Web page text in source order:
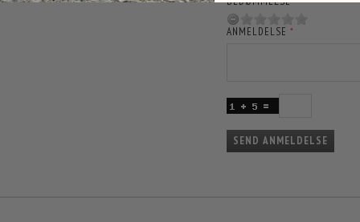
ANMELDELSE
SEND ANMELDELSE